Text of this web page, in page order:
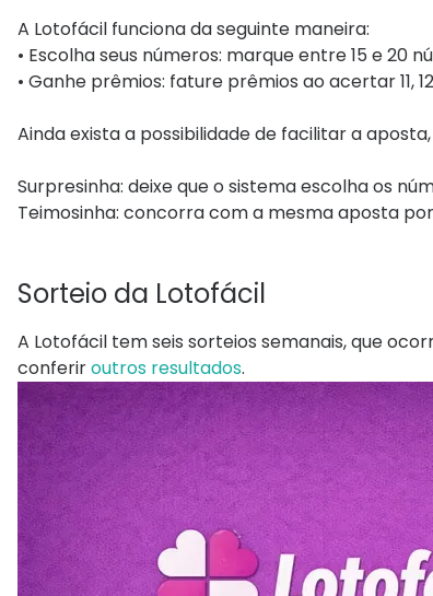
A Lotofácil funciona da seguinte maneira:
• Escolha seus números: marque entre 15 e 20
• Ganhe prêmios: fature prêmios ao acertar 11,
Ainda exista a possibilidade de facilitar a
Surpresinha: deixe que o sistema escolha os
Teimosinha: concorra com a mesma aposta por
Sorteio da Lotofácil
A Lotofácil tem seis sorteios semanais, que
conferiroutros resultados.